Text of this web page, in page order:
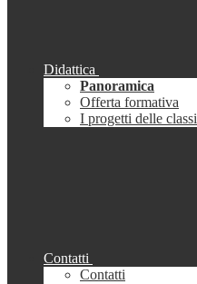
Didattica
Panoramica
Offerta formativa
I progetti delle classi
Contatti
Contatti